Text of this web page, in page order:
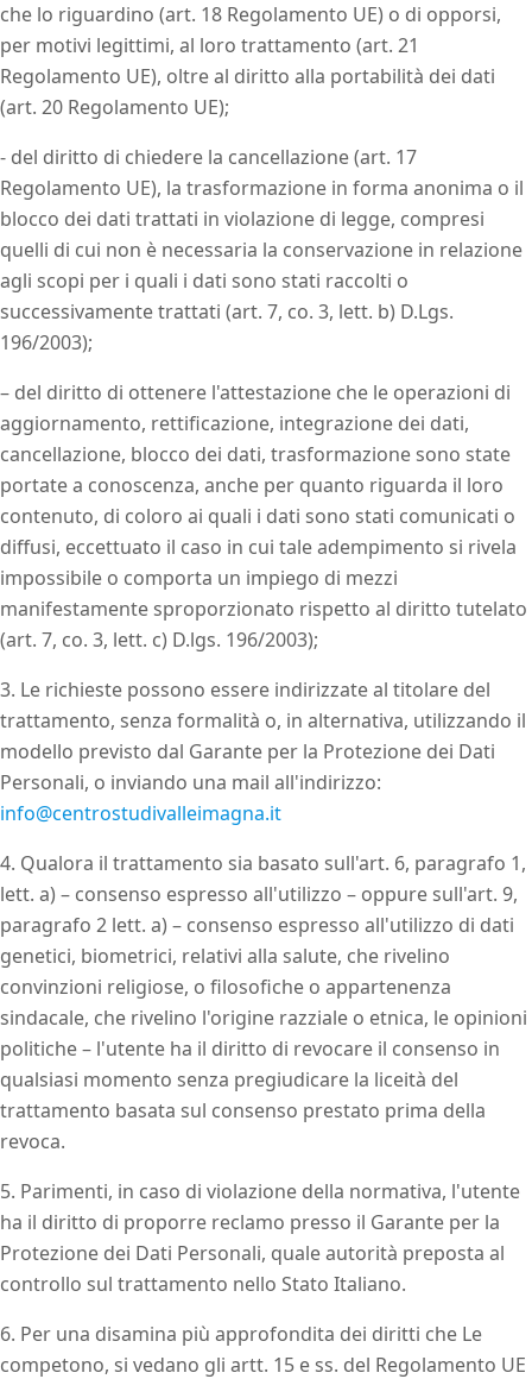
che lo riguardino (art. 18 Regolamento UE) o di opporsi,
per motivi legittimi, al loro trattamento (art. 21
Regolamento UE), oltre al diritto alla portabilità dei dati
(art. 20 Regolamento UE);
- del diritto di chiedere la cancellazione (art. 17
Regolamento UE), la trasformazione in forma anonima o il
blocco dei dati trattati in violazione di legge, compresi
quelli di cui non è necessaria la conservazione in relazione
agli scopi per i quali i dati sono stati raccolti o
successivamente trattati (art. 7, co. 3, lett. b) D.Lgs.
196/2003);
– del diritto di ottenere l'attestazione che le operazioni di
aggiornamento, rettificazione, integrazione dei dati,
cancellazione, blocco dei dati, trasformazione sono state
portate a conoscenza, anche per quanto riguarda il loro
contenuto, di coloro ai quali i dati sono stati comunicati o
diffusi, eccettuato il caso in cui tale adempimento si rivela
impossibile o comporta un impiego di mezzi
manifestamente sproporzionato rispetto al diritto tutelato
(art. 7, co. 3, lett. c) D.lgs. 196/2003);
3. Le richieste possono essere indirizzate al titolare del
trattamento, senza formalità o, in alternativa, utilizzando il
modello previsto dal Garante per la Protezione dei Dati
Personali, o inviando una mail all'indirizzo:
info@centrostudivalleimagna.it
4. Qualora il trattamento sia basato sull'art. 6, paragrafo 1,
lett. a) – consenso espresso all'utilizzo – oppure sull'art. 9,
paragrafo 2 lett. a) – consenso espresso all'utilizzo di dati
genetici, biometrici, relativi alla salute, che rivelino
convinzioni religiose, o filosofiche o appartenenza
sindacale, che rivelino l'origine razziale o etnica, le opinioni
politiche – l'utente ha il diritto di revocare il consenso in
qualsiasi momento senza pregiudicare la liceità del
trattamento basata sul consenso prestato prima della
revoca.
5. Parimenti, in caso di violazione della normativa, l'utente
ha il diritto di proporre reclamo presso il Garante per la
Protezione dei Dati Personali, quale autorità preposta al
controllo sul trattamento nello Stato Italiano.
6. Per una disamina più approfondita dei diritti che Le
competono, si vedano gli artt. 15 e ss. del Regolamento UE